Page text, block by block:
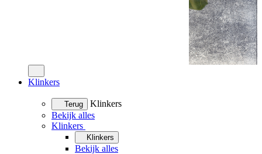
Klinkers
Terug
Klinkers
Bekijk alles
Klinkers
Klinkers
Bekijk alles